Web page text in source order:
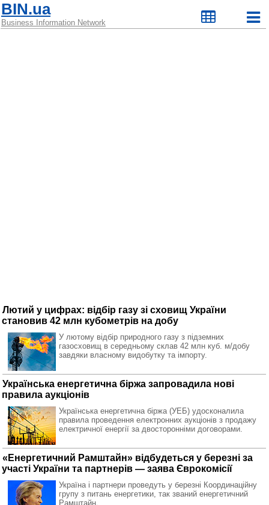
BIN.ua
Business Information Network
Лютий у цифрах: відбір газу зі сховищ України
становив 42 млн кубометрів на добу
У лютому відбір природного газу з підземних
газосховищ в середньому склав 42 млн куб. м/добу
завдяки власному видобутку та імпорту.
Українська енергетична біржа запровадила нові
правила аукціонів
Українська енергетична біржа (УЕБ) удосконалила
правила проведення електронних аукціонів з продажу
електричної енергії за двосторонніми договорами.
«Енергетичний Рамштайн» відбудеться у березні за
участі України та партнерів — заява Єврокомісії
Україна і партнери проведуть у березні Координаційну
групу з питань енергетики, так званий енергетичний
Рамштайн.